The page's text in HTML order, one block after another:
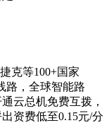
克等100+国家
路，全球智能路
云总机免费互拨，
资费低至0.15元/分